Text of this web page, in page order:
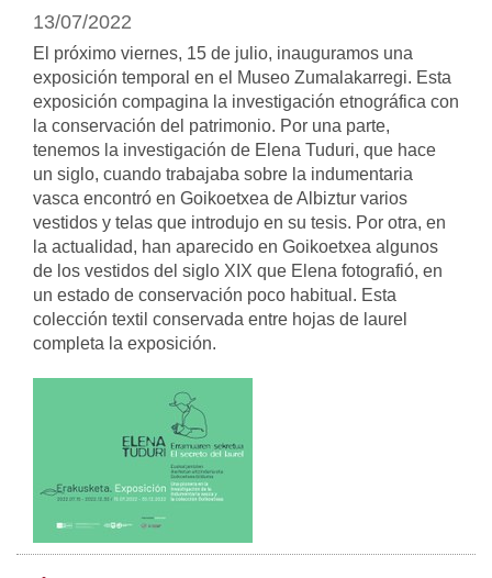
13/07/2022
El próximo viernes, 15 de julio, inauguramos una
exposición temporal en el Museo Zumalakarregi. Esta
exposición compagina la investigación etnográfica con
la conservación del patrimonio. Por una parte,
tenemos la investigación de Elena Tuduri, que hace
un siglo, cuando trabajaba sobre la indumentaria
vasca encontró en Goikoetxea de Albiztur varios
vestidos y telas que introdujo en su tesis. Por otra, en
la actualidad, han aparecido en Goikoetxea algunos
de los vestidos del siglo XIX que Elena fotografió, en
un estado de conservación poco habitual. Esta
colección textil conservada entre hojas de laurel
completa la exposición.